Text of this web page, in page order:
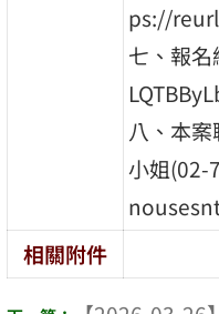
ps://
七、報
八、本
小姐(02-
相關附件